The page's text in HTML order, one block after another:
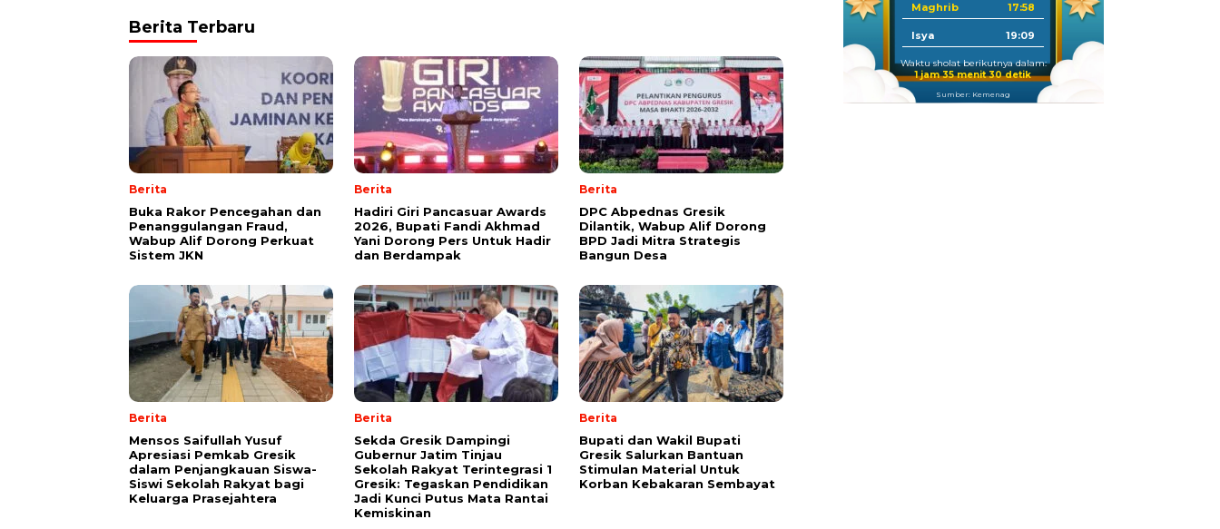
Berita Terbaru
Berita
Buka Rakor Pencegahan dan
Penanggulangan Fraud,
Wabup Alif Dorong Perkuat
Sistem JKN
Berita
Hadiri Giri Pancasuar Awards
2026, Bupati Fandi Akhmad
Yani Dorong Pers Untuk Hadir
dan Berdampak
Berita
DPC Abpednas Gresik
Dilantik, Wabup Alif Dorong
BPD Jadi Mitra Strategis
Bangun Desa
Berita
Mensos Saifullah Yusuf
Apresiasi Pemkab Gresik
dalam Penjangkauan Siswa-
Siswi Sekolah Rakyat bagi
Keluarga Prasejahtera
Berita
Sekda Gresik Dampingi
Gubernur Jatim Tinjau
Sekolah Rakyat Terintegrasi 1
Gresik: Tegaskan Pendidikan
Jadi Kunci Putus Mata Rantai
Kemiskinan
Berita
Bupati dan Wakil Bupati
Gresik Salurkan Bantuan
Stimulan Material Untuk
Korban Kebakaran Sembayat
Maghrib 17:58
Isya 19:09
Waktu sholat berikutnya dalam:
1 jam 35 menit 30 detik
Sumber: Kemenag